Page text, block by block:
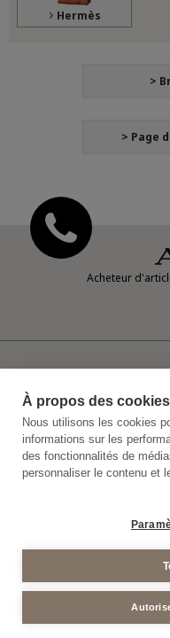
Hermès
>
> Page
Acheteur
Politique de
Plan du Site
Mentions Legales
©
Cookie Settings
À propos des
Nous utilisons les cookies
informations sur les
des fonctionnalités de
personnaliser le contenu et